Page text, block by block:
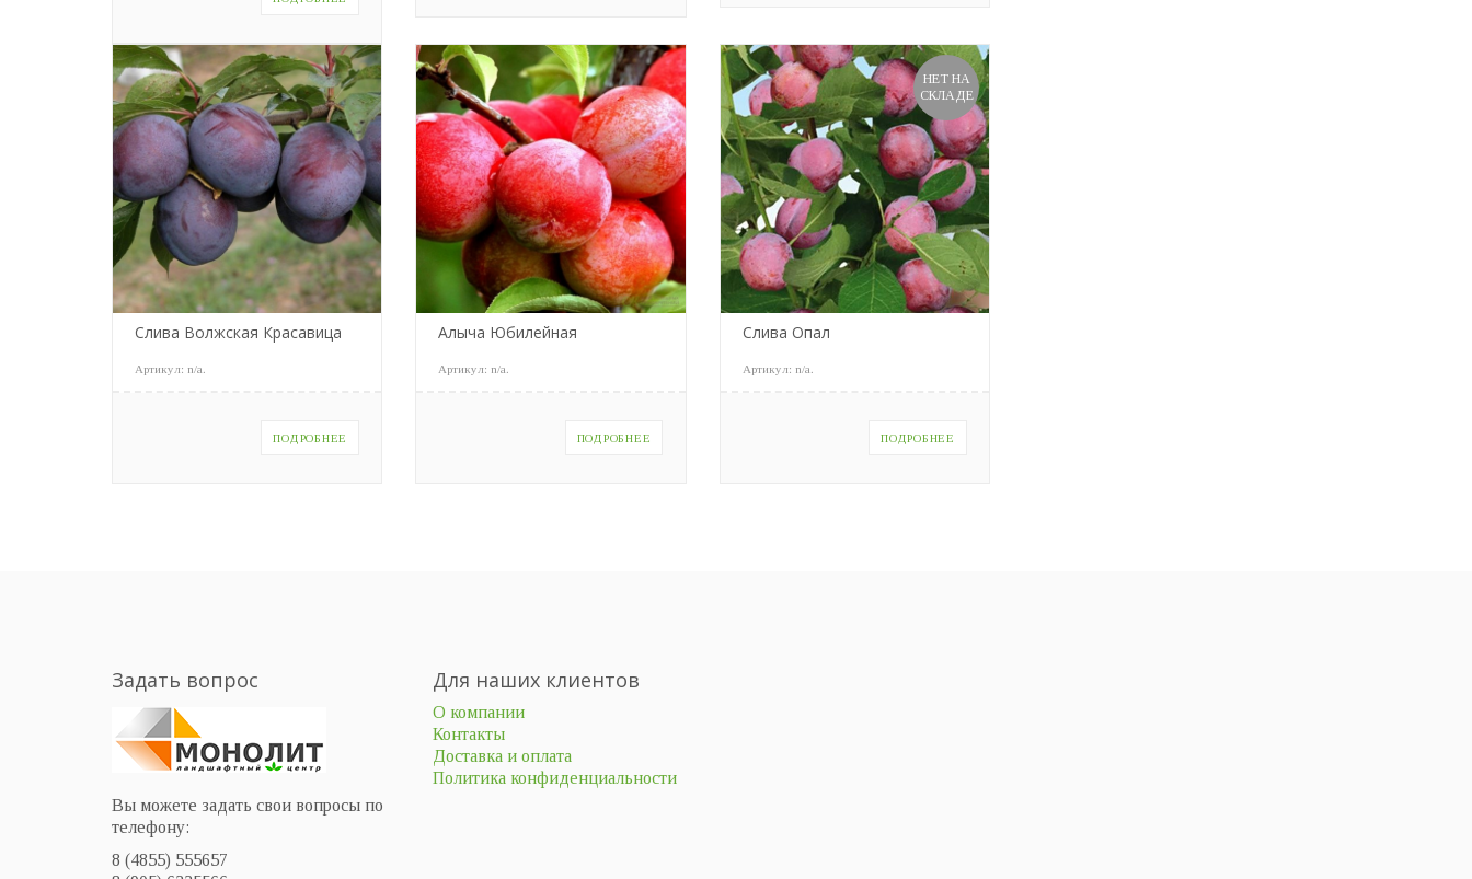
Слива Волжская Красавица
Артикул: n/a
ПОДРОБНЕЕ
Алыча Юбилейная
Артикул:n/a
ПОДРОБНЕЕ
НЕТ НА
СКЛАДЕ
Слива Опал
Артикул: n/a
ПОДРОБНЕЕ
Задать вопрос
Вы можете задать свои вопросы по
телефону:
8 (4855) 555657
Для наших клиентов
О компании
Контакты
Доставка и оплата
Политика конфиденциальности